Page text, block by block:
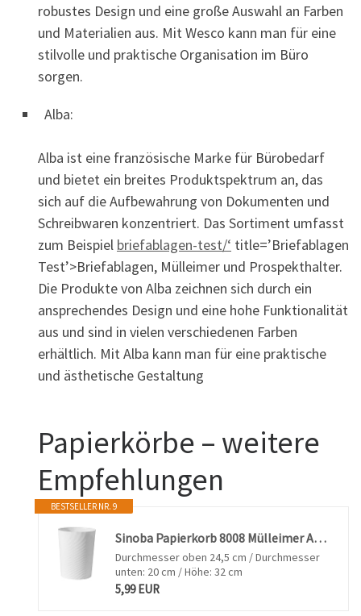
robustes Design und eine große Auswahl an Farben
und Materialien aus. Mit Wesco kann man für eine
stilvolle und praktische Organisation im Büro
sorgen.
Alba:
Alba ist eine französische Marke für Bürobedarf
und bietet ein breites Produktspektrum an, das
sich auf die Aufbewahrung von Dokumenten und
Schreibwaren konzentriert. Das Sortiment umfasst
zum Beispiel briefablagen-test/‘ title=’Briefablagen
Test’>Briefablagen, Mülleimer und Prospekthalter.
Die Produkte von Alba zeichnen sich durch ein
ansprechendes Design und eine hohe Funktionalität
aus und sind in vielen verschiedenen Farben
erhältlich. Mit Alba kann man für eine praktische
und ästhetische Gestaltung
Papierkörbe – weitere
Empfehlungen
BESTSELLER NR. 9
Sinoba Papierkorb 8008 Mülleimer Abfalleimer Papiereimer Kunststoff ideal für Kinderzimmer Büro Küche Höhe 32 cm 12L (Weiß)
Durchmesser oben 24,5 cm / Durchmesser
unten: 20 cm / Höhe: 32 cm
5,99 EUR